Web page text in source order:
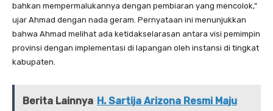
bahkan mempermalukannya dengan pembiaran yang mencolok,”
ujar Ahmad dengan nada geram. Pernyataan ini menunjukkan
bahwa Ahmad melihat ada ketidakselarasan antara visi pemimpin
provinsi dengan implementasi di lapangan oleh instansi di tingkat
kabupaten.
Berita Lainnya H. Sartija Arizona Resmi Maju